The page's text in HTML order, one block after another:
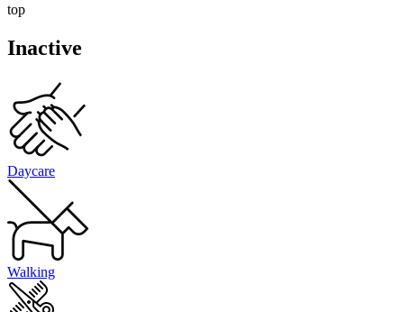
top
Inactive
Daycare
Walking